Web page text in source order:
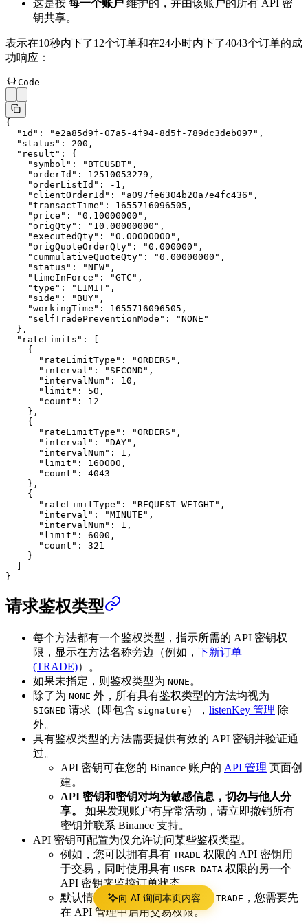
向 AI 询问本页内容
这是按 每一个账户 维护的，并由该账户的所有 API 密
钥共享。
表示在10秒内下了12个订单和在24小时内下了4043个订单的成
功响应：
Code
{
  "id"
: "e2a85d9f-07a5-4f94-8d5f-789dc3deb097" ,
  "status"
: 200 ,
  "result"
: {
    "symbol"
: "BTCUSDT" ,
    "orderId"
: 12510053279 ,
    "orderListId"
: -1 ,
    "clientOrderId"
: "a097fe6304b20a7e4fc436" ,
    "transactTime"
: 1655716096505 ,
    "price"
: "0.10000000" ,
    "origQty"
: "10.00000000" ,
    "executedQty"
: "0.00000000" ,
    "origQuoteOrderQty"
: "0.000000" ,
    "cummulativeQuoteQty"
: "0.00000000" ,
    "status"
: "NEW" ,
    "timeInForce"
: "GTC" ,
    "type"
: "LIMIT" ,
    "side"
: "BUY" ,
    "workingTime"
: 1655716096505 ,
    "selfTradePreventionMode"
:
"NONE"
  },
  "rateLimits"
: [
    {
      "rateLimitType"
: "ORDERS" ,
      "interval"
: "SECOND" ,
      "intervalNum"
: 10 ,
      "limit"
: 50 ,
      "count"
: 12
    },
    {
      "rateLimitType"
: "ORDERS" ,
      "interval"
: "DAY" ,
      "intervalNum"
: 1 ,
      "limit"
: 160000 ,
      "count"
: 4043
    },
    {
      "rateLimitType"
: "REQUEST_WEIGHT" ,
      "interval"
: "MINUTE" ,
      "intervalNum"
: 1 ,
      "limit"
: 6000 ,
      "count"
: 321
    }
}
请求鉴权类型
每个方法都有一个鉴权类型，指示所需的 API 密钥权
限，显示在方法名称旁边（例如， 下新订单
(TRADE)）。
如果未指定，则鉴权类型为 NONE 。
除了为 NONE 外，所有具有鉴权类型的方法均视为
SIGNED 请求（即包含 signature ）， listenKey 管理 除
外。
具有鉴权类型的方法需要提供有效的 API 密钥并验证通
过。
API 密钥可在您的 Binance 账户的 API 管理 页面创
建。
API 密钥和密钥对均为敏感信息，切勿与他人分
享。
如果发现账户有异常活动，请立即撤销所有
密钥并联系 Binance 支持。
API 密钥可配置为仅允许访问某些鉴权类型。
例如，您可以拥有具有 TRADE 权限的 API 密钥用
于交易，同时使用具有 USER_DATA 权限的另一个
API 密钥来监控订单状态。
默认情况下，API 密钥无法进行TRADE ，您需要先
在 API 管理中启用交易权限。